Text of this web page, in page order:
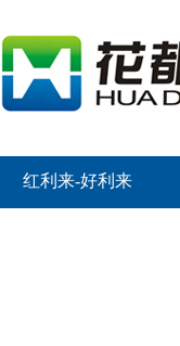
红利来-好利来